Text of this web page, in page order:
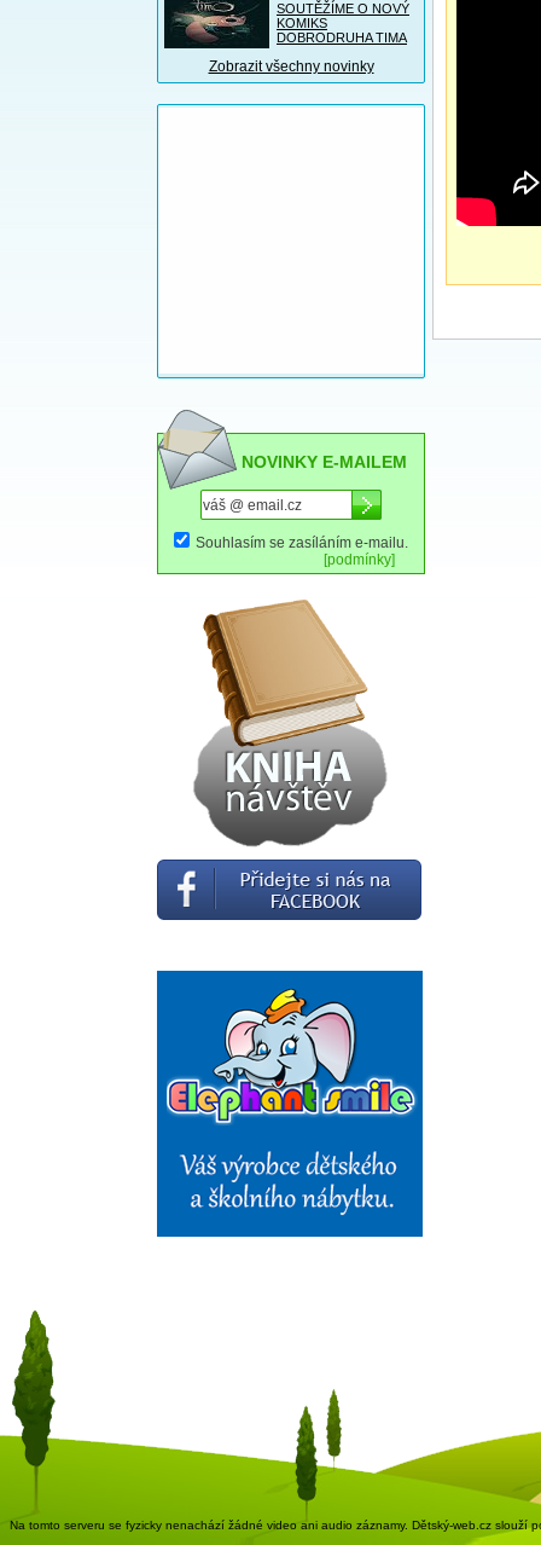
SOUTĚŽÍME O NOVÝ
KOMIKS
DOBRODRUHA TIMA
Zobrazit všechny novinky
NOVINKY E-MAILEM
Souhlasím se zasíláním e-mailu.
[podmínky]
Na tomto serveru se fyzicky nenachází žádné video ani audio záznamy. Dětský-web.cz slouží